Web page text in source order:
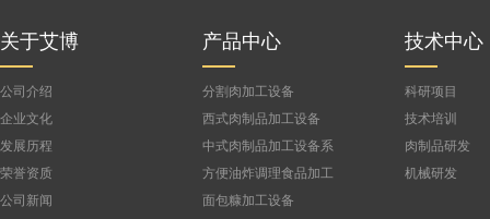
关于艾博
公司介绍
企业文化
发展历程
荣誉资质
公司新闻
产品中心
分割肉加工设备
西式肉制品加工设备
中式肉制品加工设备系
列
方便油炸调理食品加工
设备
面包糠加工设备
技术中心
科研项目
技术培训
肉制品研发
机械研发